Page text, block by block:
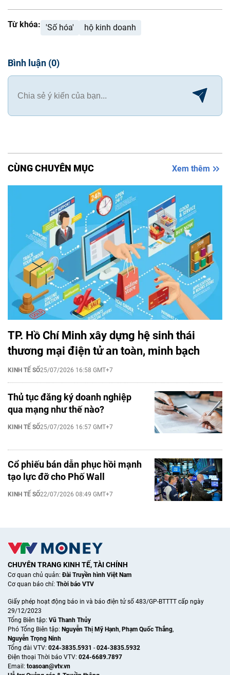
Từ khóa: 'Số hóa' hộ kinh doanh
Bình luận (0)
CÙNG CHUYÊN MỤC Xem thêm
TP. Hồ Chí Minh xây dựng hệ sinh thái
thương mại điện tử an toàn, minh bạch
KINH TẾ SỐ25/07/2026 16:58 GMT+7
Thủ tục đăng ký doanh nghiệp
qua mạng như thế nào?
KINH TẾ SỐ25/07/2026 16:57 GMT+7
Cổ phiếu bán dẫn phục hồi mạnh
tạo lực đỡ cho Phố Wall
KINH TẾ SỐ22/07/2026 08:49 GMT+7
CHUYÊN TRANG KINH TẾ, TÀI CHÍNH
Cơ quan chủ quản:Đài Truyền hình Việt Nam
Cơ quan báo chí: Thời báo VTV
Giấy phép hoạt động báo in và báo điện tử số 483/GP-BTTTT cấp ngày
29/12/2023
Tổng Biên tập: Vũ Thanh Thủy
Phó Tổng Biên tập: Nguyễn Thị Mỹ Hạnh, Phạm Quốc Thắng,
Nguyễn Trọng Ninh
Tổng đài VTV: 024-3835.5931 - 024-3835.5932
Ðiện thoại Thời báo VTV: 024-6689.7897
Email: toasoan@vtv.vn